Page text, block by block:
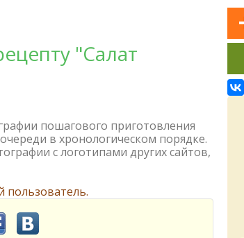
"Салат
пошагового приготовления
в хронологическом порядке.
с логотипами других сайтов,
пользователь.